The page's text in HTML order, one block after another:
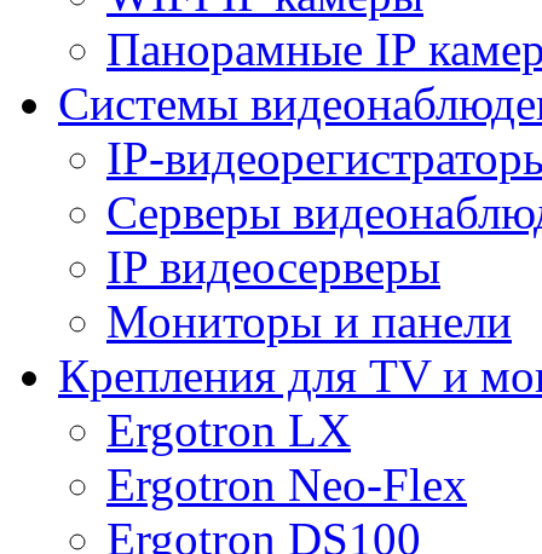
Панорамные IP
Системы
IP-
Серверы
IP видеосерверы
Мониторы и панели
Крепления для TV и
Ergotron LX
Ergotron Neo-Flex
Ergotron DS100